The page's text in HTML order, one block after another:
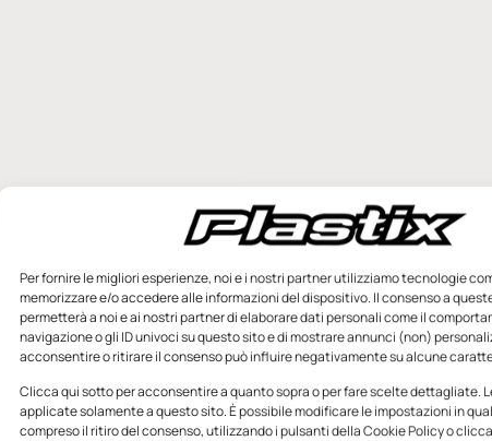
Per fornire le migliori esperienze, noi e i nostri partner utilizziamo tecnologie
memorizzare e/o accedere alle informazioni del dispositivo. Il consenso a
permetterà a noi e ai nostri partner di elaborare dati personali come il
navigazione o gli ID univoci su questo sito e di mostrare annunci (non)
acconsentire o ritirare il consenso può influire negativamente su alcune
Clicca qui sotto per acconsentire a quanto sopra o per fare scelte dettagliate.
applicate solamente a questo sito. È possibile modificare le impostazioni in
compreso il ritiro del consenso, utilizzando i pulsanti della Cookie Policy o